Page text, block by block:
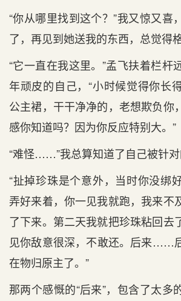
“你从哪里找到这个？”我又惊又喜
了，再见到她送我的东西，总觉得
“它一直在我这里。”孟飞扶着栏杆
年顽皮的自己，“小时候觉得你长
公主裙，干干净净的，老想欺负你
感你知道吗？因为你反应特别大。”
“难怪……”我总算知道了自己被针对
“扯掉珍珠是个意外，当时你没绑
弄好来着，你一见我就跑，我来不
了下来。第二天我就把珍珠粘回去
见你敌意很深，不敢还。后来
在物归原主了。”
那两个感慨的“后来”，包含了太多